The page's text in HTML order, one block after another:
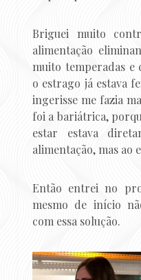
Briguei muito
alimentação
muito temperadas e
o estrago já estava
ingerisse me fazia
foi a bariátrica,
estar estava
alimentação, mas ao
Então entrei no
mesmo de início
com essa solução.